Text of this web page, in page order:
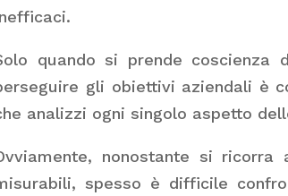
quando si prende coscienza
gli obiettivi aziendali è
analizzi ogni singolo aspetto
nonostante si
spesso è difficile